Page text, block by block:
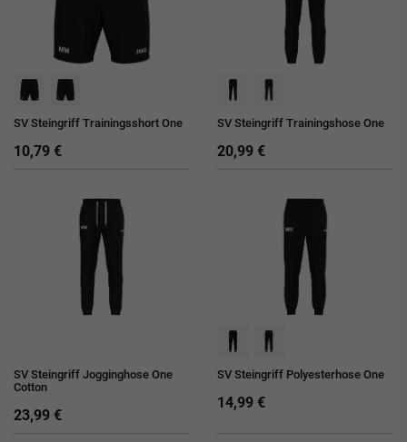
SV Steingriff Trainingsshort One
10,79 €
SV Steingriff Trainingshose One
20,99 €
SV Steingriff Jogginghose One
Cotton
23,99 €
SV Steingriff Polyesterhose One
14,99 €